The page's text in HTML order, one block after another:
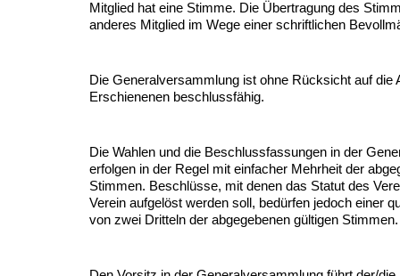
Mitglied hat eine Stimme. Die Übertragung des
anderes Mitglied im Wege einer schriftlichen
Die Generalversammlung ist ohne Rücksicht auf die
Erschienenen beschlussfähig.
Die Wahlen und die Beschlussfassungen in der
erfolgen in der Regel mit einfacher Mehrheit der
Stimmen. Beschlüsse, mit denen das Statut des
Verein aufgelöst werden soll, bedürfen jedoch einer
von zwei Dritteln der abgegebenen gültigen Stimmen.